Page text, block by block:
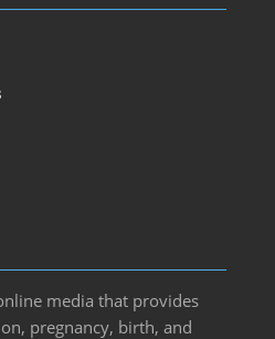
media that provides
pregnancy, birth, and